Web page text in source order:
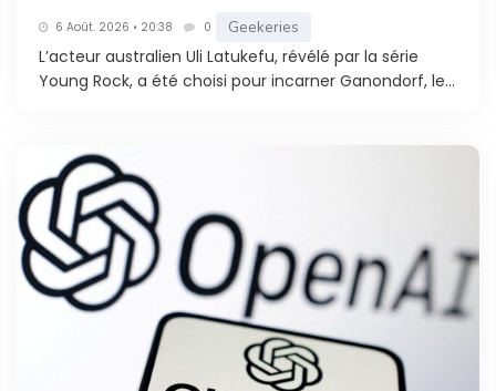
6 Août. 2026 • 20:38 0 Geekeries
L’acteur australien Uli Latukefu, révélé par la série
Young Rock, a été choisi pour incarner Ganondorf, le...